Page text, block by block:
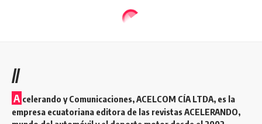
//
A celerando y Comunicaciones, ACELCOM CÍA LTDA, es la
empresa ecuatoriana editora de las revistas ACELERANDO,